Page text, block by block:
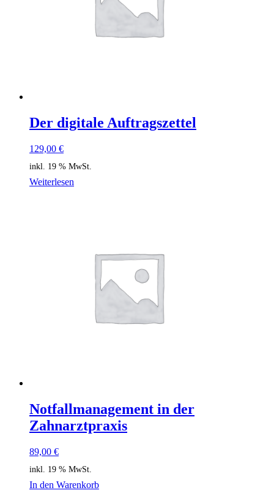
Der digitale Auftragszettel
129,00 €
inkl. 19 % MwSt.
Weiterlesen
Notfallmanagement in der
Zahnarztpraxis
89,00 €
inkl. 19 % MwSt.
In den Warenkorb